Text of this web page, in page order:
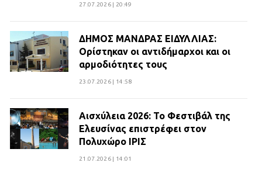
27.07.2026 | 20:49
ΔΗΜΟΣ ΜΑΝΔΡΑΣ ΕΙΔΥΛΛΙΑΣ:
Ορίστηκαν οι αντιδήμαρχοι και οι
αρμοδιότητες τους
23.07.2026 | 14:58
Αισχύλεια 2026: Το Φεστιβάλ της
Ελευσίνας επιστρέφει στον
Πολυχώρο ΙΡΙΣ
21.07.2026 | 14:01